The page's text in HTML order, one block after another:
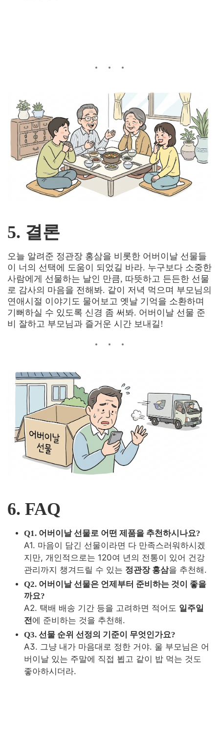
5. 결론
오늘 알려준 정관장 홍삼을 비롯한 어버이날 선물들
이 너의 선택에 도움이 되었길 바라. 누구보다 소중한
사람에게 선물하는 날인 만큼, 따뜻하고 든든한 선물
로 감사의 마음을 전해봐. 같이 저녁 먹으며 부모님의
연애시절 이야기도 물어보고 옛날 기억을 소환하며
기뻐하실 수 있도록 신경 좀 써봐. 어버이날 선물 준
비 잘하고 부모님과 즐거운 시간 보내길 !
6. FAQ
Q1. 어버이날 선물로 어떤 제품을 추천하시나요?
A1. 마음이 담긴 선물이라면 다 만족스러워하시겠
지만, 개인적으로는 120여 년의 전통이 있어 건강
관리까지 챙겨드릴 수 있는 정관장 홍삼을 추천해 .
Q2. 어버이날 선물은 언제부터 준비하는 것이 좋을
까요?
A2. 택배 배송 기간 등을 고려하면 적어도 일주일
전에 준비하는 것을 추천해 .
Q3. 선물 순위 선정의 기준이 무엇인가요?
A3. 그냥 내가 마음대로 정한 거야. 울 부모님은 어
버이날 있는 주말에 직접 뵙고 같이 밥 먹는 것도
좋아하시더라.